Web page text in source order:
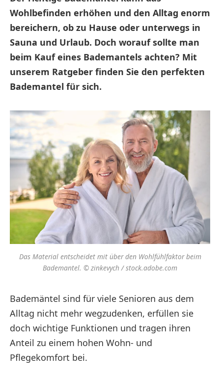
Wohlbefinden erhöhen und den Alltag enorm
bereichern, ob zu Hause oder unterwegs in
Sauna und Urlaub. Doch worauf sollte man
beim Kauf eines Bademantels achten? Mit
unserem Ratgeber finden Sie den perfekten
Bademantel für sich.
Das Material entscheidet mit über den Wohlfühlfaktor beim
Bademantel. © zinkevych / stock.adobe.com
Bademäntel sind für viele Senioren aus dem
Alltag nicht mehr wegzudenken, erfüllen sie
doch wichtige Funktionen und tragen ihren
Anteil zu einem hohen Wohn- und
Pflegekomfort bei.